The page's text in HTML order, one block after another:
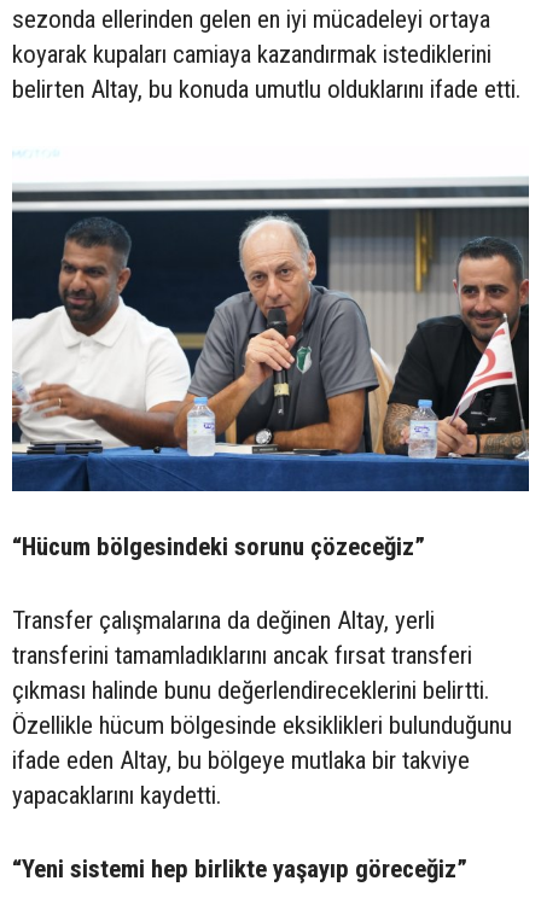
sezonda ellerinden gelen en iyi mücadeleyi ortaya
koyarak kupaları camiaya kazandırmak istediklerini
belirten Altay, bu konuda umutlu olduklarını ifade etti.
“Hücum bölgesindeki sorunu çözeceğiz”
Transfer çalışmalarına da değinen Altay, yerli
transferini tamamladıklarını ancak fırsat transferi
çıkması halinde bunu değerlendireceklerini belirtti.
Özellikle hücum bölgesinde eksiklikleri bulunduğunu
ifade eden Altay, bu bölgeye mutlaka bir takviye
yapacaklarını kaydetti.
“Yeni sistemi hep birlikte yaşayıp göreceğiz”